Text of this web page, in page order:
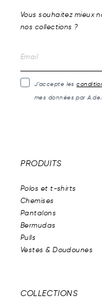
Vous souhaitez mieux
nos collections ?
J’accepte les
mes données par
PRODUITS
Polos et t-shirts
Chemises
Pantalons
Bermudas
Pulls
Vestes & Doudounes
COLLECTIONS